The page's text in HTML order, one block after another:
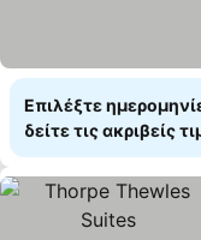
Επιλέξτε
δείτε τις ακριβείς